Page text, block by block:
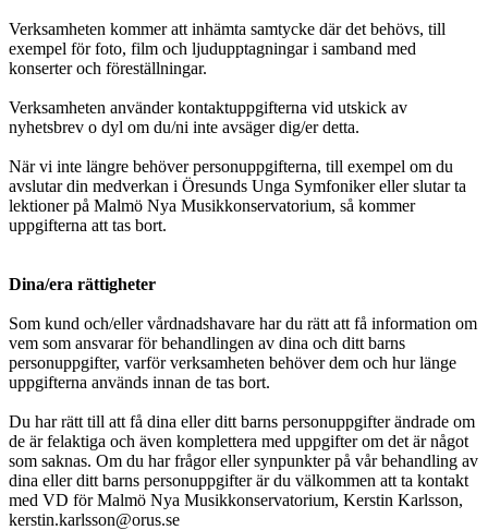
Verksamheten kommer att inhämta samtycke där det behövs, till
exempel för foto, film och ljudupptagningar i samband med
konserter och föreställningar.
Verksamheten använder kontaktuppgifterna vid utskick av
nyhetsbrev o dyl om du/ni inte avsäger dig/er detta.
När vi inte längre behöver personuppgifterna, till exempel om du
avslutar din medverkan i Öresunds Unga Symfoniker eller slutar ta
lektioner på Malmö Nya Musikkonservatorium, så kommer
uppgifterna att tas bort.
Dina/era rättigheter
Som kund och/eller vårdnadshavare har du rätt att få information om
vem som ansvarar för behandlingen av dina och ditt barns
personuppgifter, varför verksamheten behöver dem och hur länge
uppgifterna används innan de tas bort.
Du har rätt till att få dina eller ditt barns personuppgifter ändrade om
de är felaktiga och även komplettera med uppgifter om det är något
som saknas. Om du har frågor eller synpunkter på vår behandling av
dina eller ditt barns personuppgifter är du välkommen att ta kontakt
med VD för Malmö Nya Musikkonservatorium, Kerstin Karlsson,
kerstin.karlsson@orus.se